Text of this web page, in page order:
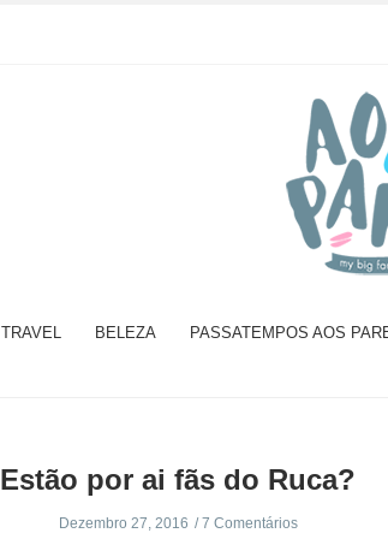
TRAVEL BELEZA PASSATEMPOS AOS
Estão por ai fãs do Ruca?
Dezembro 27, 2016 7 Comentários